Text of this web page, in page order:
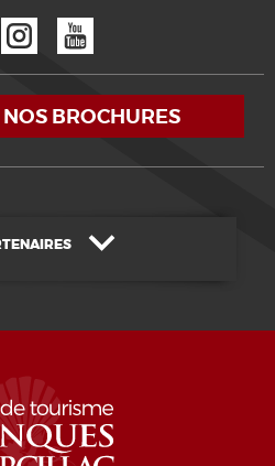
BROCHURES